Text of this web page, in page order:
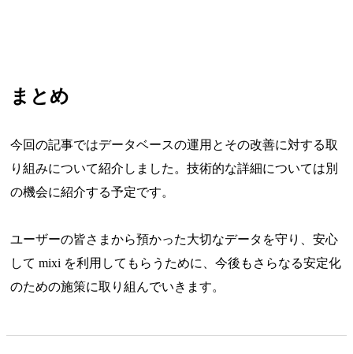
まとめ
今回の記事ではデータベースの運用とその改善に対する取
り組みについて紹介しました。技術的な詳細については別
の機会に紹介する予定です。
ユーザーの皆さまから預かった大切なデータを守り、安心
して mixi を利用してもらうために、今後もさらなる安定化
のための施策に取り組んでいきます。